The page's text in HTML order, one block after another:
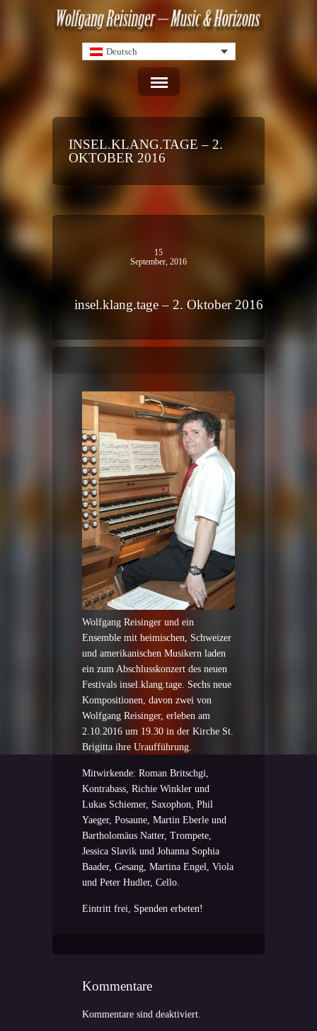
Deutsch
INSEL.KLANG.TAGE – 2.
OKTOBER 2016
15
September, 2016
insel.klang.tage – 2. Oktober 2016
Wolfgang Reisinger und ein
Ensemble mit heimischen, Schweizer
und amerikanischen Musikern laden
ein zum Abschlusskonzert des neuen
Festivals insel.klang.tage. Sechs neue
Kompositionen, davon zwei von
Wolfgang Reisinger, erleben am
2.10.2016 um 19.30 in der Kirche St.
Brigitta ihre Uraufführung.
Mitwirkende: Roman Britschgi,
Kontrabass, Richie Winkler und
Lukas Schiemer, Saxophon, Phil
Yaeger, Posaune, Martin Eberle und
Bartholomäus Natter, Trompete,
Jessica Slavik und Johanna Sophia
Baader, Gesang, Martina Engel, Viola
und Peter Hudler, Cello.
Eintritt frei, Spenden erbeten!
Kommentare
Kommentare sind deaktiviert.